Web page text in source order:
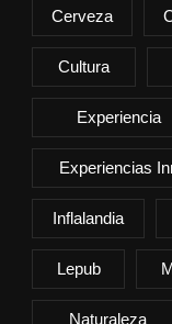
Cerveza
Cultura
Experiencia
Experiencias
Inflalandia
Lepub
Naturaleza